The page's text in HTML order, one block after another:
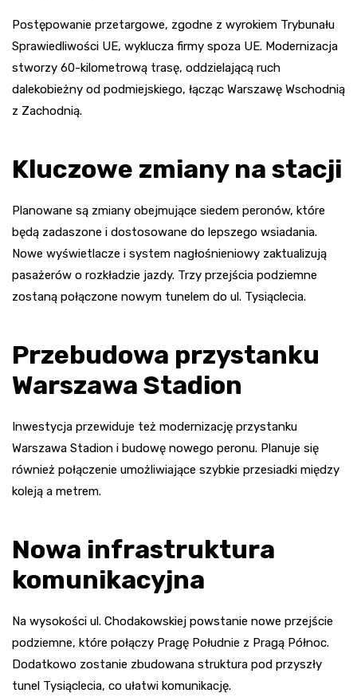
Postępowanie przetargowe, zgodne z wyrokiem Trybunału
Sprawiedliwości UE, wyklucza firmy spoza UE. Modernizacja
stworzy 60-kilometrową trasę, oddzielającą ruch
dalekobieżny od podmiejskiego, łącząc Warszawę Wschodnią
z Zachodnią.
Kluczowe zmiany na stacji
Planowane są zmiany obejmujące siedem peronów, które
będą zadaszone i dostosowane do lepszego wsiadania.
Nowe wyświetlacze i system nagłośnieniowy zaktualizują
pasażerów o rozkładzie jazdy. Trzy przejścia podziemne
zostaną połączone nowym tunelem do ul. Tysiąclecia.
Przebudowa przystanku
Warszawa Stadion
Inwestycja przewiduje też modernizację przystanku
Warszawa Stadion i budowę nowego peronu. Planuje się
również połączenie umożliwiające szybkie przesiadki między
koleją a metrem.
Nowa infrastruktura
komunikacyjna
Na wysokości ul. Chodakowskiej powstanie nowe przejście
podziemne, które połączy Pragę Południe z Pragą Północ.
Dodatkowo zostanie zbudowana struktura pod przyszły
tunel Tysiąclecia, co ułatwi komunikację.